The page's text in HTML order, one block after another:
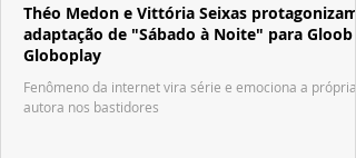
Théo Medon e Vittória Seixas protagonizam
adaptação de "Sábado à Noite" para Gloob e
Globoplay
Fenômeno da internet vira série e emociona a própria
autora nos bastidores